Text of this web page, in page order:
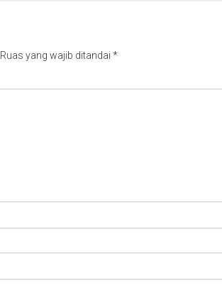
Ruas yang wajib ditandai *